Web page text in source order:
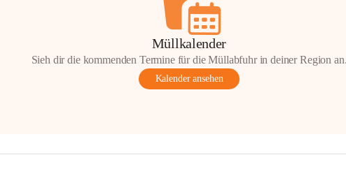
Müllkalender
Sieh dir die kommenden Termine für die Müllabfuhr in deiner Region
Kalender ansehen